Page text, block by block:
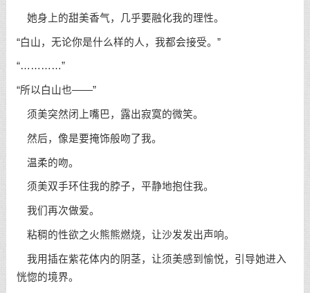
她身上的甜美香气，几乎要融化我的理性。
“白山，无论你是什么样的人，我都会接受。”
“…………”
“所以白山也——”
须美突然闭上嘴巴，露出寂寞的微笑。
然后，像是要掩饰般吻了我。
温柔的吻。
须美双手环住我的脖子，平静地抱住我。
我们再次做爱。
粘稠的性欲之火熊熊燃烧，让沙发发出声响。
我用插在紫花体内的阴茎，让须美感到愉悦，引导她进入
恍惚的境界。